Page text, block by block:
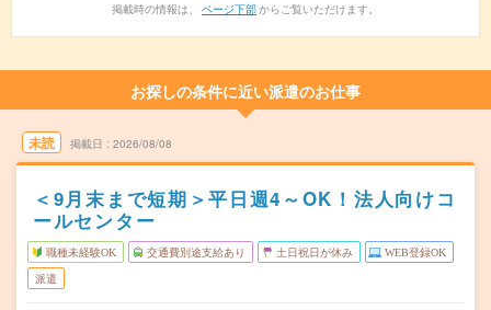
掲載時の情報は、 ページ下部 からご覧いただけます。
お探しの条件に近い派遣のお仕事
未読 掲載日 2026/08/08
＜9月末まで短期＞平日週4～OK！法人向けコ
ールセンター
職種未経験OK 交通費別途支給あり 土日祝日が休み WEB登録OK
派遣